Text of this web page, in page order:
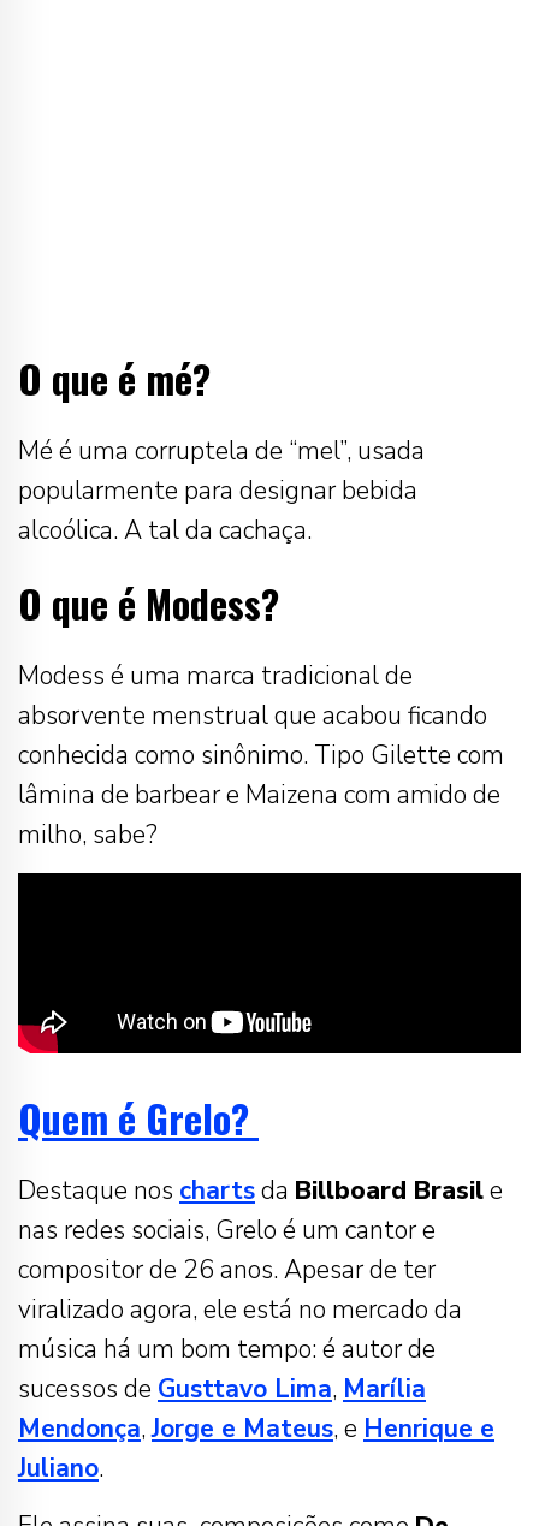
O que é mé?
Mé é uma corruptela de “mel”, usada
popularmente para designar bebida
alcoólica. A tal da cachaça.
O que é Modess?
Modess é uma marca tradicional de
absorvente menstrual que acabou ficando
conhecida como sinônimo. Tipo Gilette com
lâmina de barbear e Maizena com amido de
milho, sabe?
Quem é Grelo?
Destaque nos chartsda Billboard Brasile
nas redes sociais, Grelo é um cantor e
compositor de 26 anos. Apesar de ter
viralizado agora, ele está no mercado da
música há um bom tempo: é autor de
sucessos de Gusttavo Lima, Marília
Mendonça,Jorge e Mateus, e Henrique e
Juliano.